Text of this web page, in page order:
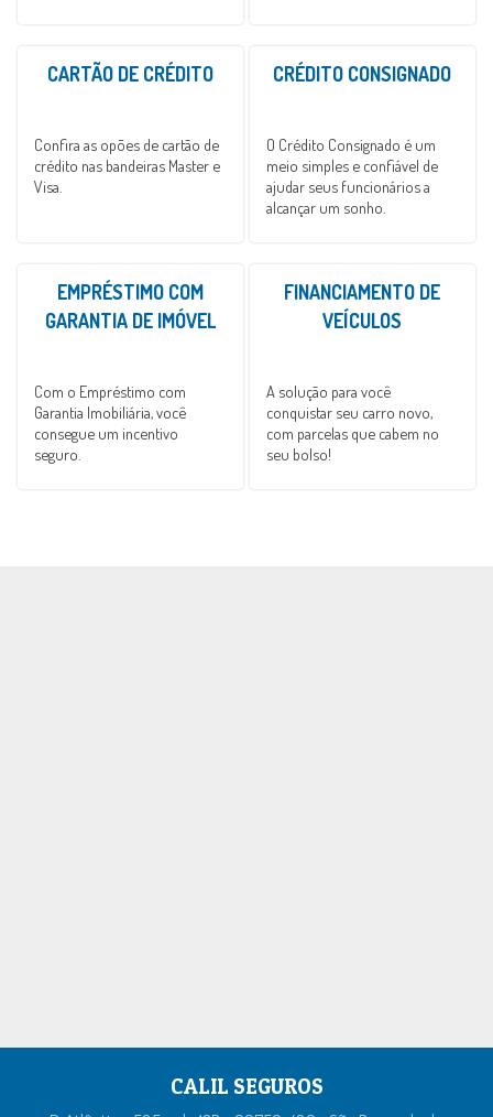
CARTÃO DE CRÉDITO
Confira as opões de cartão de
crédito nas bandeiras Master e
Visa.
CRÉDITO CONSIGNADO
O Crédito Consignado é um
meio simples e confiável de
ajudar seus funcionários a
alcançar um sonho.
EMPRÉSTIMO COM
GARANTIA DE IMÓVEL
Com o Empréstimo com
Garantia Imobiliária, você
consegue um incentivo
seguro.
FINANCIAMENTO DE
VEÍCULOS
A solução para você
conquistar seu carro novo,
com parcelas que cabem no
seu bolso!
CALIL SEGUROS